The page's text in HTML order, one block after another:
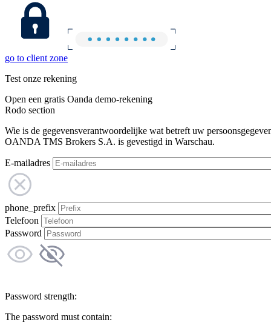
go to client zone
Test onze rekening
Open een gratis Oanda demo-rekening
Rodo section
Wie is de gegevensverantwoordelijke wat betreft uw
OANDA TMS Brokers S.A. is gevestigd in Warschau.
E-mailadres
phone_prefix
Telefoon
Password
Password strength:
The password must contain: